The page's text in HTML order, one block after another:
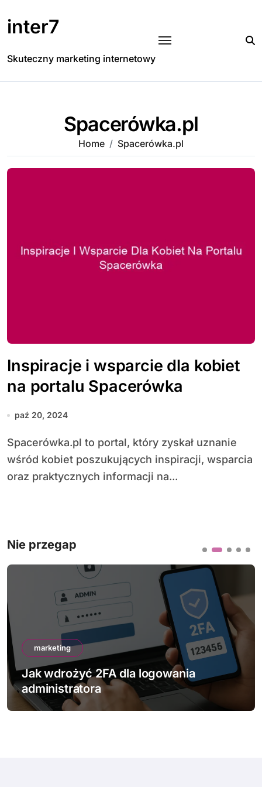
to
content
inter7
Skuteczny marketing internetowy
Spacerówka.pl
Home Spacerówka.pl
Inspiracje i wsparcie dla kobiet
na portalu Spacerówka
paź 20, 2024
Spacerówka.pl to portal, który zyskał uznanie
wśród kobiet poszukujących inspiracji, wsparcia
oraz praktycznych informacji na...
Nie przegap
marketing
Jak wdrożyć 2FA dla logowania
administratora